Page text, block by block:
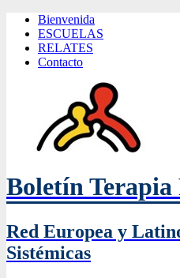
Bienvenida
ESCUELAS
RELATES
Contacto
Boletín
Red Europea y
Sistémicas